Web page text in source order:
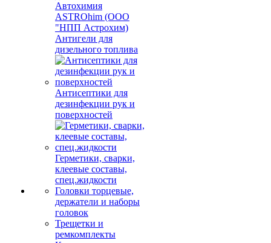
Автохимия
ASTROhim (ООО
"НПП Астрохим)
Антигели для
дизельного топлива
Антисептики для
дезинфекции рук и
поверхностей
Герметики, сварки,
клеевые составы,
спец.жидкости
Головки торцевые,
держатели и наборы
головок
Трещетки и
ремкомплекты